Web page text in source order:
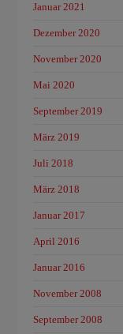
Januar 2021
Dezember 2020
November 2020
Mai 2020
September 2019
März 2019
Juli 2018
März 2018
Januar 2017
April 2016
Januar 2016
November 2008
September 2008